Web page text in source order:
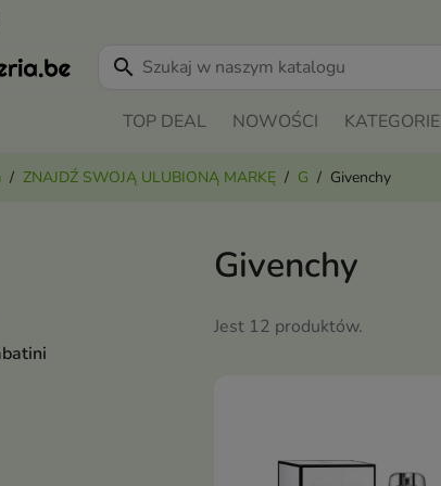
search
TOP DEAL NOWOŚCI KATEGORIE
ZNAJDŹ SWOJĄ ULUBIONĄ MARKĘ G Givenchy
Givenchy
Jest 12 produktów.